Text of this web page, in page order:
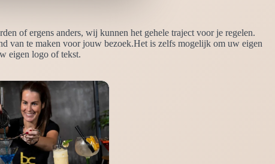
of ergens anders, wij kunnen het gehele traject voor je regelen.
van te maken voor jouw bezoek.Het is zelfs mogelijk om uw eigen
eigen logo of tekst.